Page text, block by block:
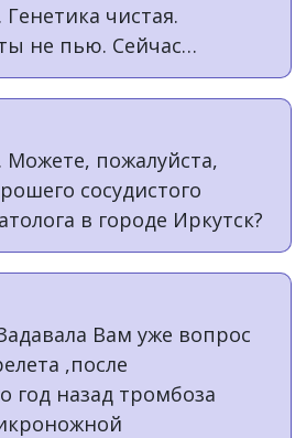
Генетика чистая.
не пью. Сейчас
Сказали делать уколы.
уколы вызовут
ли делать
об этом не
Можете, пожалуйста,
сосудистого
в городе Иркутск?
Вам уже вопрос
,после
год назад тромбоза